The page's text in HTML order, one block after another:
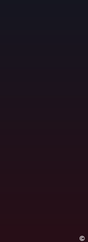
©